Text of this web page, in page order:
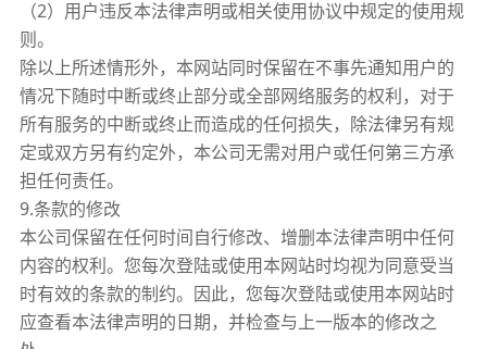
（2）用户违反本法律声明或相关使用协议中规定的使用规
则。
除以上所述情形外，本网站同时保留在不事先通知用户的
情况下随时中断或终止部分或全部网络服务的权利，对于
所有服务的中断或终止而造成的任何损失，除法律另有规
定或双方另有约定外，本公司无需对用户或任何第三方承
担任何责任。
9.条款的修改
本公司保留在任何时间自行修改、增删本法律声明中任何
内容的权利。您每次登陆或使用本网站时均视为同意受当
时有效的条款的制约。因此，您每次登陆或使用本网站时
应查看本法律声明的日期，并检查与上一版本的修改之